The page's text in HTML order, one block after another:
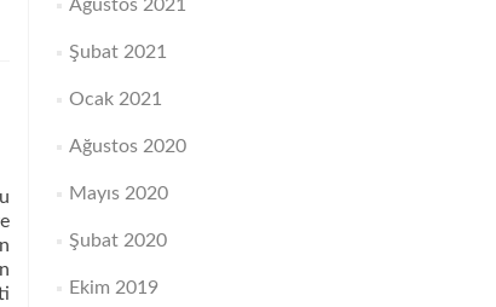
Ağustos 2021
Şubat 2021
Ocak 2021
Ağustos 2020
Mayıs 2020
Şubat 2020
Ekim 2019